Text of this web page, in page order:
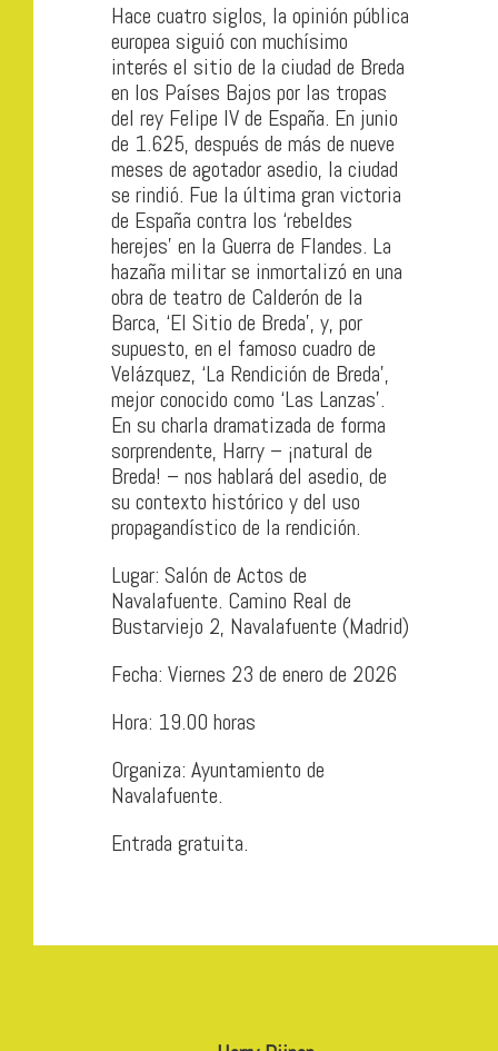
Hace cuatro siglos, la opinión pública
europea siguió con muchísimo
interés el sitio de la ciudad de Breda
en los Países Bajos por las tropas
del rey Felipe IV de España. En junio
de 1.625, después de más de nueve
meses de agotador asedio, la ciudad
se rindió. Fue la última gran victoria
de España contra los ‘rebeldes
herejes’ en la Guerra de Flandes. La
hazaña militar se inmortalizó en una
obra de teatro de Calderón de la
Barca, ‘El Sitio de Breda’, y, por
supuesto, en el famoso cuadro de
Velázquez, ‘La Rendición de Breda’,
mejor conocido como ‘Las Lanzas’.
En su charla dramatizada de forma
sorprendente, Harry – ¡natural de
Breda! – nos hablará del asedio, de
su contexto histórico y del uso
propagandístico de la rendición.
Lugar: Salón de Actos de
Navalafuente. Camino Real de
Bustarviejo 2, Navalafuente (Madrid)
Fecha: Viernes 23 de enero de 2026
Hora: 19.00 horas
Organiza: Ayuntamiento de
Navalafuente.
Entrada gratuita.